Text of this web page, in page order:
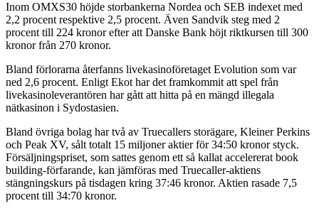
Inom OMXS30 höjde storbankerna Nordea och SEB indexet med
2,2 procent respektive 2,5 procent. Även Sandvik steg med 2
procent till 224 kronor efter att Danske Bank höjt riktkursen till 300
kronor från 270 kronor.
Bland förlorarna återfanns livekasinoföretaget Evolution som var
ned 2,6 procent. Enligt Ekot har det framkommit att spel från
livekasinoleverantören har gått att hitta på en mängd illegala
nätkasinon i Sydostasien.
Bland övriga bolag har två av Truecallers storägare, Kleiner Perkins
och Peak XV, sålt totalt 15 miljoner aktier för 34:50 kronor styck.
Försäljningspriset, som sattes genom ett så kallat accelererat book
building-förfarande, kan jämföras med Truecaller-aktiens
stängningskurs på tisdagen kring 37:46 kronor. Aktien rasade 7,5
procent till 34:70 kronor.